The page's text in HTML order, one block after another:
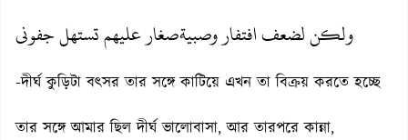
ولكن لضعف افتفار وصبيةصغار عليهم تستهل جفونى
-দীর্ঘ কুড়িটা বৎসর তার সঙ্গে কাটিয়ে এখন তা বিক্রয় করতে হচ্ছে
তার সঙ্গে আমার ছিল দীর্ঘ ভালোবাসা, আর তারপরে কান্না,